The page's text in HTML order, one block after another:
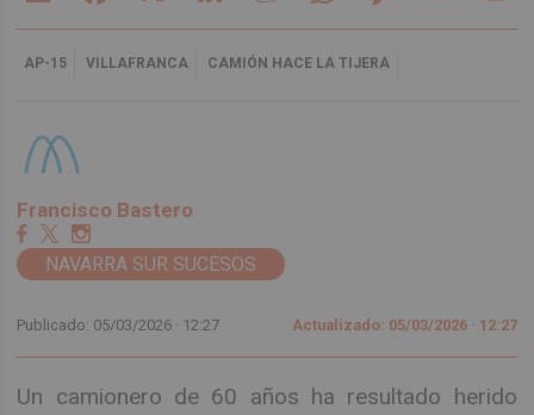
AP-15 VILLAFRANCA CAMIÓN HACE LA TIJERA
Francisco Bastero
NAVARRA SUR SUCESOS
Publicado: 05/03/2026 · 12:27 Actualizado: 05/03/2026 · 12:27
Un camionero de 60 años ha resultado herido